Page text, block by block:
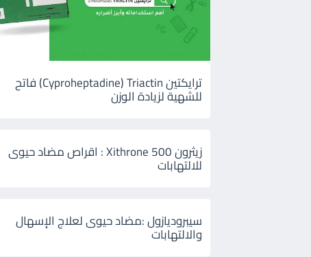
ترايكتين Cyproheptadine) Triactin) فاتح
للشهية لزيادة الوزن
زيثرون 500 Xithrone : اقراص مضاد حيوى
للالتهابات
سيبروديازول :مضاد حيوى لعلاج الإسهال
والالتهابات